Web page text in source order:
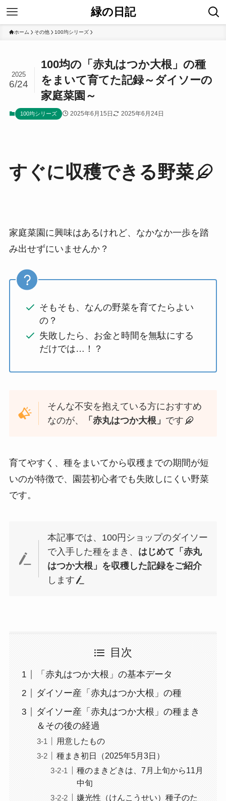
緑の日記
ホーム その他 100均シリーズ
100均の「赤丸はつか大根」の種
をまいて育てた記録～ダイソーの
家庭菜園～
2025
6/24
100均シリーズ 2025年6月15日 2025年6月24日
すぐに収穫できる野菜
家庭菜園に興味はあるけれど、なかなか一歩を踏
み出せずにいませんか？
そもそも、なんの野菜を育てたらよい
の？
失敗したら、お金と時間を無駄にする
だけでは…！？
そんな不安を抱えている方におすすめ
なのが、
「赤丸はつか大根」 です
育てやすく、種をまいてから収穫までの期間が短
いのが特徴で、園芸初心者でも失敗しにくい野菜
です。
本記事では、100円ショップのダイソー
で入手した種をまき、 はじめて「赤丸
はつか大根」を収穫した記録をご紹介
します
目次
「赤丸はつか大根」の基本データ
ダイソー産「赤丸はつか大根」の種
ダイソー産「赤丸はつか大根」の種まき
＆その後の経過
用意したもの
種まき初日（2025年5月3日）
種のまきどきは、7月上旬から11月
中旬
嫌光性（けんこうせい）種子のた